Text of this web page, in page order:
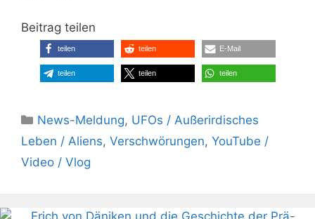
Beitrag teilen
teilen teilen E-Mail
teilen teilen teilen
Kategorien
News-Meldung, UFOs / Außerirdisches
Leben / Aliens, Verschwörungen, YouTube /
Video / Vlog